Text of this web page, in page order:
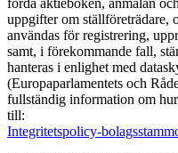
förda aktieboken, anmälan
uppgifter om ställföreträdare,
användas för registrering,
samt, i förekommande fall,
hanteras i enlighet med
(Europaparlamentets och
fullständig information om
till:
Integritetspolicy-